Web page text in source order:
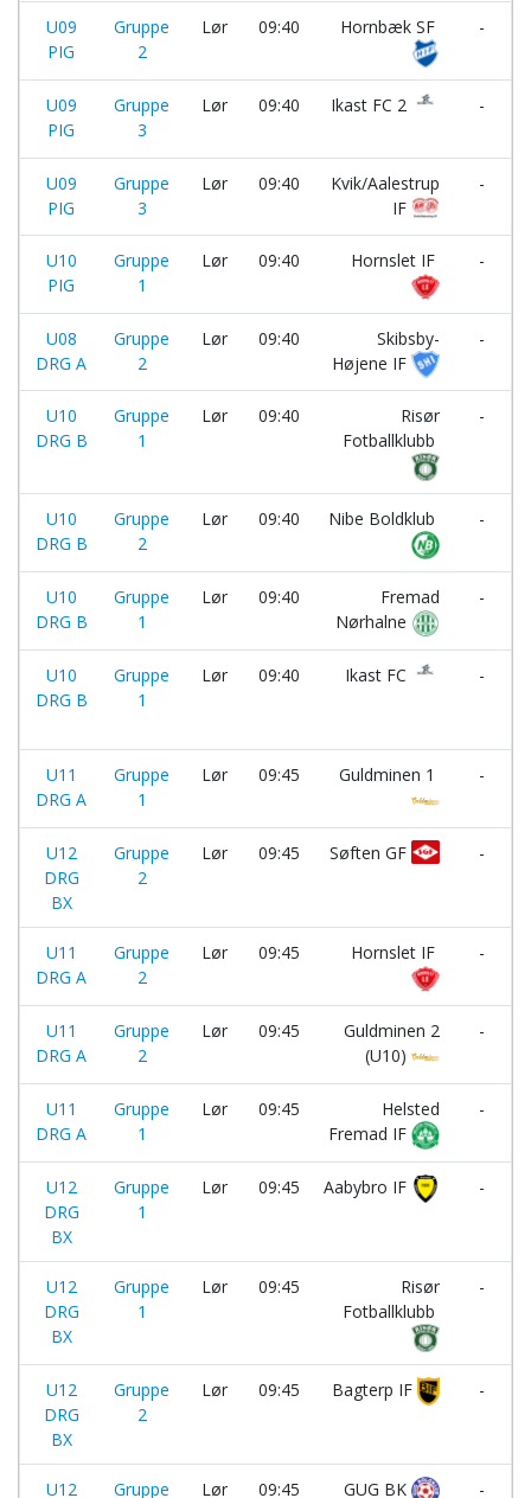
U09
PIG
Gruppe
2
Lør 09:40 Hornbæk SF -
U09
PIG
Gruppe
3
Lør 09:40 Ikast FC 2
-
U09
PIG
Gruppe
3
Lør 09:40
Kvik/Aalestrup
IF
-
U10
PIG
Gruppe
1
Lør 09:40 Hornslet IF
-
U08
DRG A
Gruppe
2
Lør 09:40
Skibsby-
Højene IF
-
U10
DRG B
Gruppe
1
Lør 09:40
Risør
Fotballklubb
-
U10
DRG B
Gruppe
2
Lør 09:40 Nibe Boldklub
-
U10
DRG B
Gruppe
1
Lør 09:40
Fremad
Nørhalne
-
U10
DRG B
Gruppe
1
Lør 09:40 Ikast FC
-
U11
DRG A
Gruppe
1
Lør 09:45 Guldminen 1 -
U12
DRG
BX
Gruppe
2
Lør 09:45 Søften GF
-
U11
DRG A
Gruppe
2
Lør 09:45 Hornslet IF -
U11
DRG A
Gruppe
2
Lør 09:45
Guldminen 2
(U10)
-
U11
DRG A
Gruppe
1
Lør 09:45
Helsted
Fremad IF
-
U12
DRG
BX
Gruppe
1
Lør 09:45 Aabybro IF
-
U12
DRG
BX
Gruppe
1
Lør 09:45
Risør
Fotballklubb
-
U12
DRG
BX
Gruppe
2
Lør 09:45 Bagterp IF
-
U12
Gruppe
Lør 09:45 GUG BK
-